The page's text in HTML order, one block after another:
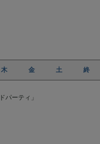
木 金 土 終
パーティ」